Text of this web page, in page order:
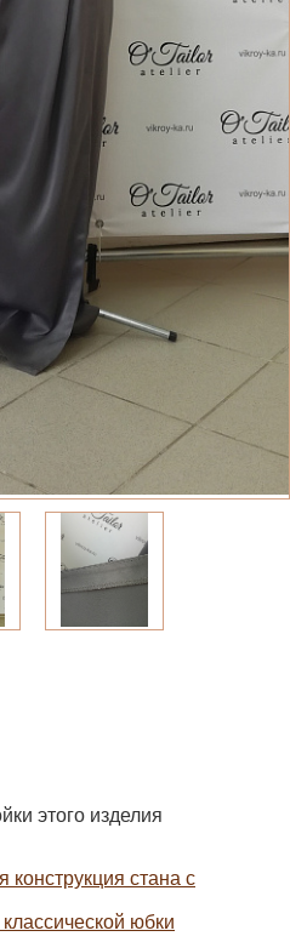
этого изделия
конструкция стана с
юбки